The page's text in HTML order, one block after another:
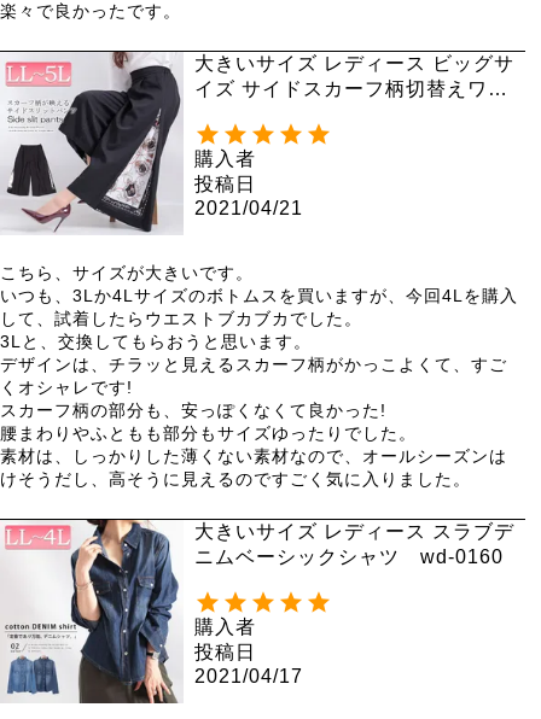
楽々で良かったです。
大きいサイズ レディース ビッグサ
イズ サイドスカーフ柄切替えワイ
購入者
投稿日
2021/04/21
こちら、サイズが大きいです。
いつも、3Lか4Lサイズのボトムスを買いますが、今回4Lを購入
して、試着したらウエストブカブカでした。
3Lと、交換してもらおうと思います。
デザインは、チラッと見えるスカーフ柄がかっこよくて、すご
くオシャレです!
スカーフ柄の部分も、安っぽくなくて良かった!
腰まわりやふともも部分もサイズゆったりでした。
素材は、しっかりした薄くない素材なので、オールシーズンは
けそうだし、高そうに見えるのですごく気に入りました。
大きいサイズ レディース スラブデ
ニムベーシックシャツ wd-0160
購入者
投稿日
2021/04/17